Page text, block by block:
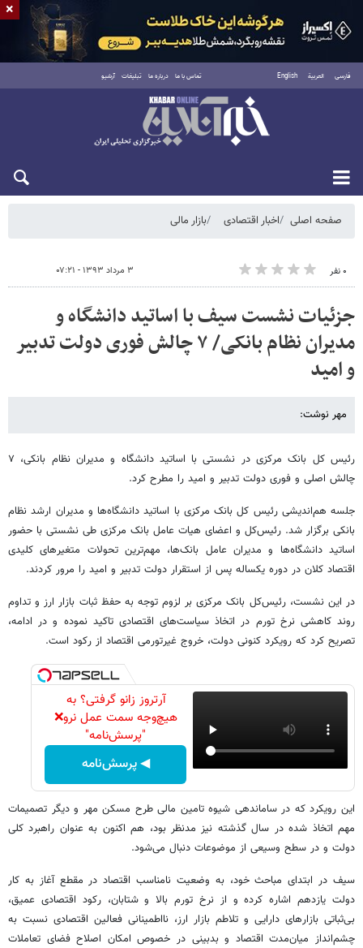
فارسی العربية English تماس با ما درباره ما تبلیغات آرشیو
شنبه ۱۷ مرداد ۱۴۰۵
صفحه اصلی اخبار اقتصادی بازار مالی
۰ نفر ۳ مرداد ۱۳۹۳ - ۰۷:۲۱
جزئیات نشست سیف با اساتید دانشگاه و
مدیران نظام بانکی/ ۷ چالش فوری دولت تدبیر
و امید
مهر نوشت:
رئیس کل بانک مرکزی در نشستی با اساتید دانشگاه و مدیران نظام بانکی، ۷
چالش اصلی و فوری دولت تدبیر و امید را مطرح کرد.
جلسه هم‌اندیشی رئیس‌ کل بانک مرکزی با اساتید دانشگاه‌ها و مدیران ارشد نظام
بانکی برگزار شد. رئیس‌کل و اعضای هیات عامل بانک مرکزی طی نشستی با حضور
اساتید دانشگاه‌ها و مدیران عامل بانک‌ها، ‌مهم‌ترین تحولات متغیرهای کلیدی
اقتصاد کلان در دوره یکساله پس از استقرار دولت تدبیر و امید را مرور کردند.
در این نشست، رئیس‌کل بانک مرکزی بر لزوم توجه به حفظ ثبات بازار ارز و تداوم
روند کاهشی نرخ تورم در اتخاذ سیاست‌های اقتصادی تاکید نموده و در ادامه،
تصریح کرد که رویکرد کنونی دولت،‌ خروج غیرتورمی اقتصاد از رکود است.
آرتروز زانو گرفتی؟ به
هیچ‌وجه سمت عمل نرو❌
"پرسش‌نامه"
◀ پرسش‌نامه
این رویکرد که در ساماندهی شیوه تامین مالی طرح مسکن مهر و دیگر تصمیمات
مهم اتخاذ شده در سال گذشته نیز مدنظر بود،‌ هم اکنون به عنوان راهبرد کلی
دولت و در سطح وسیعی از موضوعات دنبال می‌شود.
سیف در ابتدای مباحث خود، به وضعیت نامناسب اقتصاد در مقطع آغاز به کار
دولت یازدهم اشاره کرده و از نرخ تورم بالا و شتابان،‌ رکود اقتصادی عمیق،
بی‌ثباتی بازارهای دارایی و تلاطم بازار ارز، نااطمینانی فعالین اقتصادی نسبت به
چشم‌انداز میان‌مدت اقتصاد و بدبینی در خصوص امکان اصلاح فضای تعاملات
×